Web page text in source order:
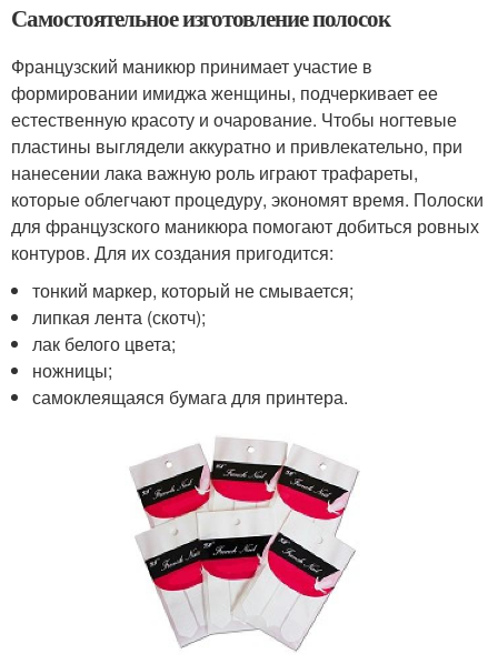
Самостоятельное изготовление полосок
Французский маникюр принимает участие в
формировании имиджа женщины, подчеркивает ее
естественную красоту и очарование. Чтобы ногтевые
пластины выглядели аккуратно и привлекательно, при
нанесении лака важную роль играют трафареты,
которые облегчают процедуру, экономят время. Полоски
для французского маникюра помогают добиться ровных
контуров. Для их создания пригодится:
тонкий маркер, который не смывается;
липкая лента (скотч);
лак белого цвета;
ножницы;
самоклеящаяся бумага для принтера.